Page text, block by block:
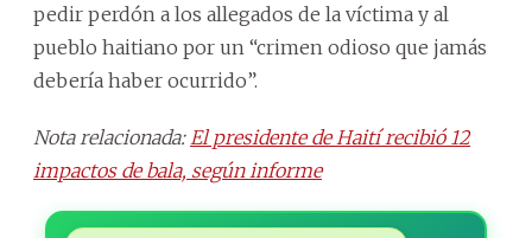
pedir perdón a los allegados de la víctima y al
pueblo haitiano por un “crimen odioso que jamás
debería haber ocurrido”.
Nota relacionada: El presidente de Haití recibió 12
impactos de bala, según informe